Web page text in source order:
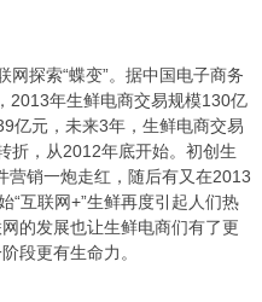
探索“蝶变”。据中国电子商务
2013年生鲜电商交易规模130亿
亿元，未来3年，生鲜电商交易
折，从2012年底开始。初创生
营销一炮走红，随后有又在2013
“互联网+”生鲜再度引起人们热
的发展也让生鲜电商们有了更
段更有生命力。